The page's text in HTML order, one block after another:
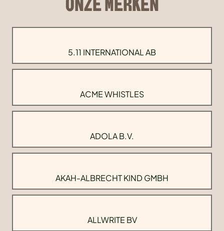
5.11 INTERNATIONAL AB
ACME WHISTLES
ADOLA B.V.
AKAH-ALBRECHT KIND GMBH
ALLWRITE BV